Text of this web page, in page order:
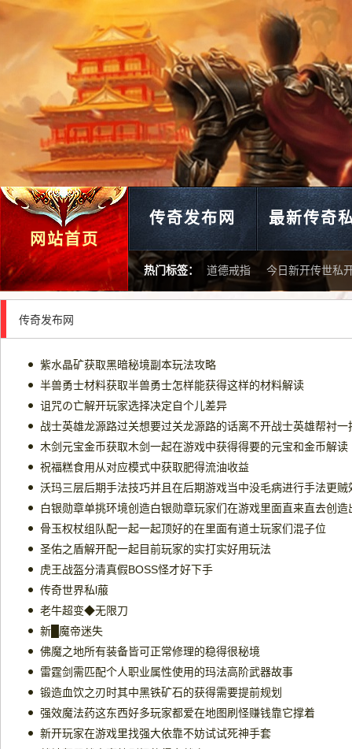
网站首页
传奇发布网 最新传奇
热门标签： 道德戒指 今日新开传世私
传奇发布网
紫水晶矿获取黑暗秘境副本玩法攻略
半兽勇士材料获取半兽勇士怎样能获得这样的材料解读
诅咒の亡解开玩家选择决定自个儿差异
战士英雄龙源路过关想要过关龙源路的话离不开战士英雄帮衬一
木剑元宝金币获取木剑一起在游戏中获得得要的元宝和金币解读
祝福糕食用从对应模式中获取肥得流油收益
沃玛三层后期手法技巧并且在后期游戏当中没毛病进行手法更贼
骨玉权杖组队配一起一起顶好的在里面有道士玩家们混子位
圣佑之盾解开配一起目前玩家的实打实好用玩法
虎王战盔分清真假BOSS怪才好下手
传奇世界私l菔
老牛超变◆无限刀
新█魔帝迷失
佛魔之地所有装备皆可正常修理的稳得很秘境
雷霆剑需匹配个人职业属性使用的玛法高阶武器故事
锻造血饮之刃时其中黑铁矿石的获得需要提前规划
强效魔法药这东西好多玩家都爱在地图刷怪赚钱靠它撑着
新开玩家在游戏里找强大依靠不妨试试死神手套